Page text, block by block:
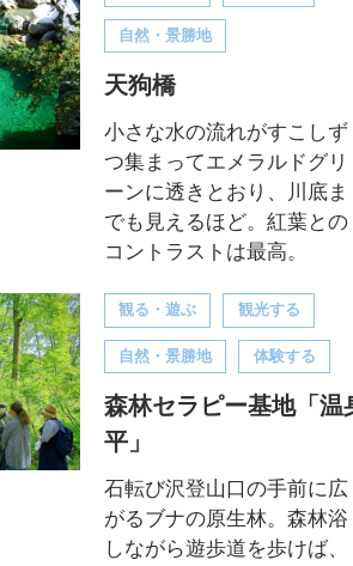
自然・景勝地
天狗橋
小さな水の流れがすこしず
つ集まってエメラルドグリ
ーンに透きとおり、川底ま
でも見えるほど。紅葉との
コントラストは最高。
観る・遊ぶ 観光する
自然・景勝地 体験する
森林セラピー基地「温
平」
石転び沢登山口の手前に広
がるブナの原生林。森林浴
しながら遊歩道を歩けば、